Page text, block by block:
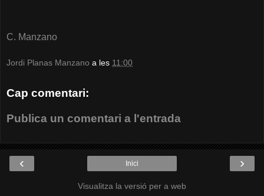
C. Manzano
Jordi Planas Manzano a les 11:00
Cap comentari:
Publica un comentari a l'entrada
‹ ›
Inici
Visualitza la versió per a web